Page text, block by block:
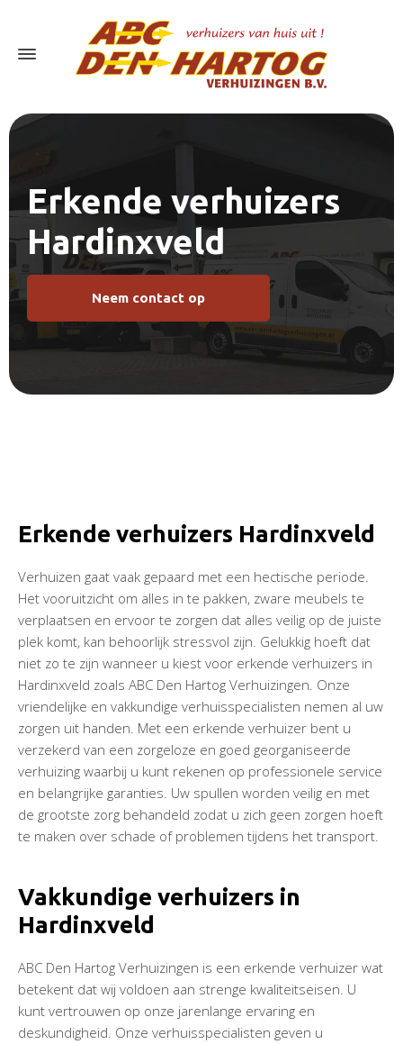
Erkende verhuizers
Hardinxveld
Neem contact op
Erkende verhuizers Hardinxveld
Verhuizen gaat vaak gepaard met een hectische periode.
Het vooruitzicht om alles in te pakken, zware meubels te
verplaatsen en ervoor te zorgen dat alles veilig op de juiste
plek komt, kan behoorlijk stressvol zijn. Gelukkig hoeft dat
niet zo te zijn wanneer u kiest voor erkende verhuizers in
Hardinxveld zoals ABC Den Hartog Verhuizingen. Onze
vriendelijke en vakkundige verhuisspecialisten nemen al uw
zorgen uit handen. Met een erkende verhuizer bent u
verzekerd van een zorgeloze en goed georganiseerde
verhuizing waarbij u kunt rekenen op professionele service
en belangrijke garanties. Uw spullen worden veilig en met
de grootste zorg behandeld zodat u zich geen zorgen hoeft
te maken over schade of problemen tijdens het transport.
Vakkundige verhuizers in
Hardinxveld
ABC Den Hartog Verhuizingen is een erkende verhuizer wat
betekent dat wij voldoen aan strenge kwaliteitseisen. U
kunt vertrouwen op onze jarenlange ervaring en
deskundigheid. Onze verhuisspecialisten geven u